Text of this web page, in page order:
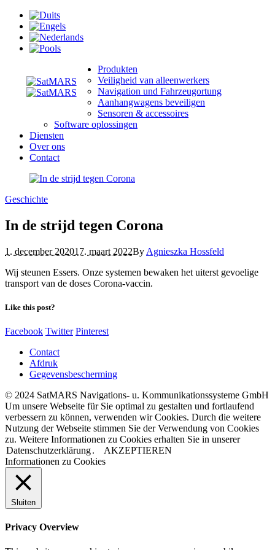
Produkten
Veiligheid van alleenwerkers
Navigation und Fahrzeugortung
Aanhangwagens beveiligen
Sensoren & accessoires
Software oplossingen
Diensten
Over ons
Contact
Geschichte
In de strijd tegen Corona
1. december 202017. maart 2022By Agnieszka Hossfeld
Wij steunen Essers. Onze systemen bewaken het uiterst gevoelige
transport van de doses Corona-vaccin.
Like this post?
Facebook Twitter Pinterest
Contact
Afdruk
Gegevensbescherming
© 2024 SatMARS Navigations- u. Kommunikationssysteme GmbH
Um unsere Webseite für Sie optimal zu gestalten und fortlaufend
verbessern zu können, verwenden wir Cookies. Durch die weitere
Nutzung der Webseite stimmen Sie der Verwendung von Cookies
zu. Weitere Informationen zu Cookies erhalten Sie in unserer
Datenschutzerklärung.
AKZEPTIEREN
Informationen zu Cookies
Sluiten
Privacy Overview